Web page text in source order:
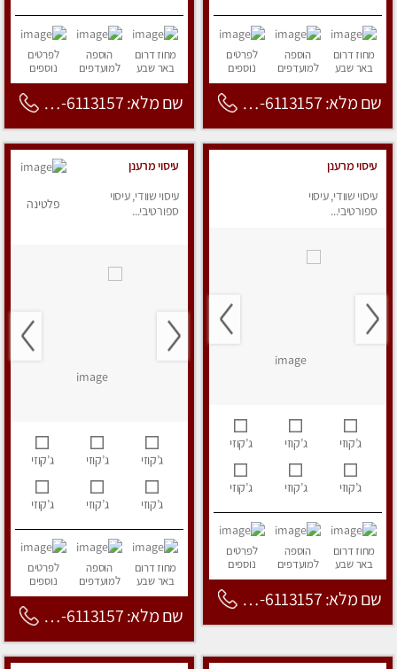
מחוז דרום
באר שבע
הוספה
למועדפים
לפרטים
נוספים
שם מלא: 053-6113157
מחוז דרום
באר שבע
הוספה
למועדפים
לפרטים
נוספים
שם מלא: 053-6113157
עיסוי מרענן
עיסוי שוודי, עיסוי
ספורטיבי...
ג’קוזי ג’קוזי ג’קוזי
ג’קוזי ג’קוזי ג’קוזי
מחוז דרום
באר שבע
הוספה
למועדפים
לפרטים
נוספים
שם מלא: 053-6113157
עיסוי מרענן
עיסוי שוודי, עיסוי
ספורטיבי...
פלטינה
ג’קוזי ג’קוזי ג’קוזי
ג’קוזי ג’קוזי ג’קוזי
מחוז דרום
באר שבע
הוספה
למועדפים
לפרטים
נוספים
שם מלא: 053-6113157